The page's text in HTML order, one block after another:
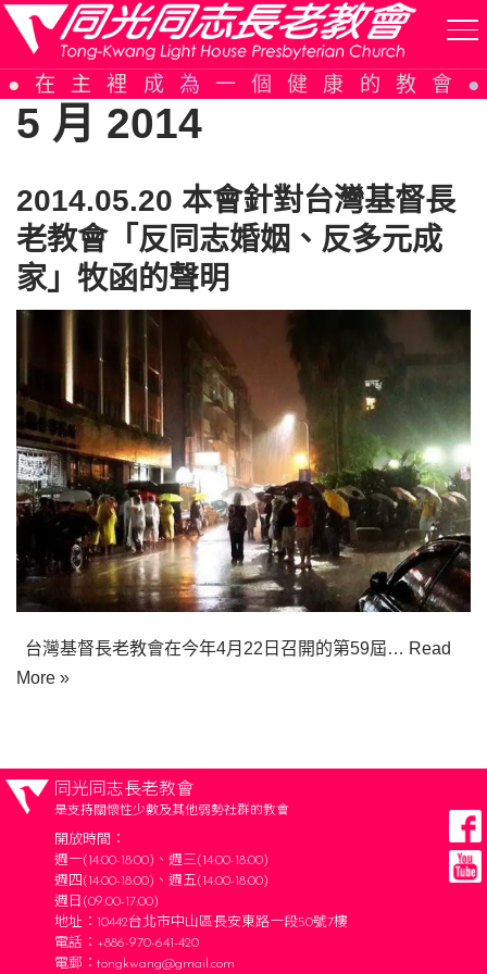
Skip
to
content
在主裡成為一個健康的教會
5 月 2014
2014.05.20 本會針對台灣基督長
老教會「反同志婚姻、反多元成
家」牧函的聲明
台灣基督長老教會在今年4月22日召開的第59屆… Read
More »
同光同志長老教會
是支持關懷性少數及其他弱勢社群的教會
開放時間：
週一(14:00-18:00)、週三(14:00-18:00)
週四(14:00-18:00)、週五(14:00-18:00)
週日(09:00-17:00)
地址：10442台北市中山區長安東路一段50號7樓
電話：+886-970-641-420
電郵： tongkwang@gmail.com